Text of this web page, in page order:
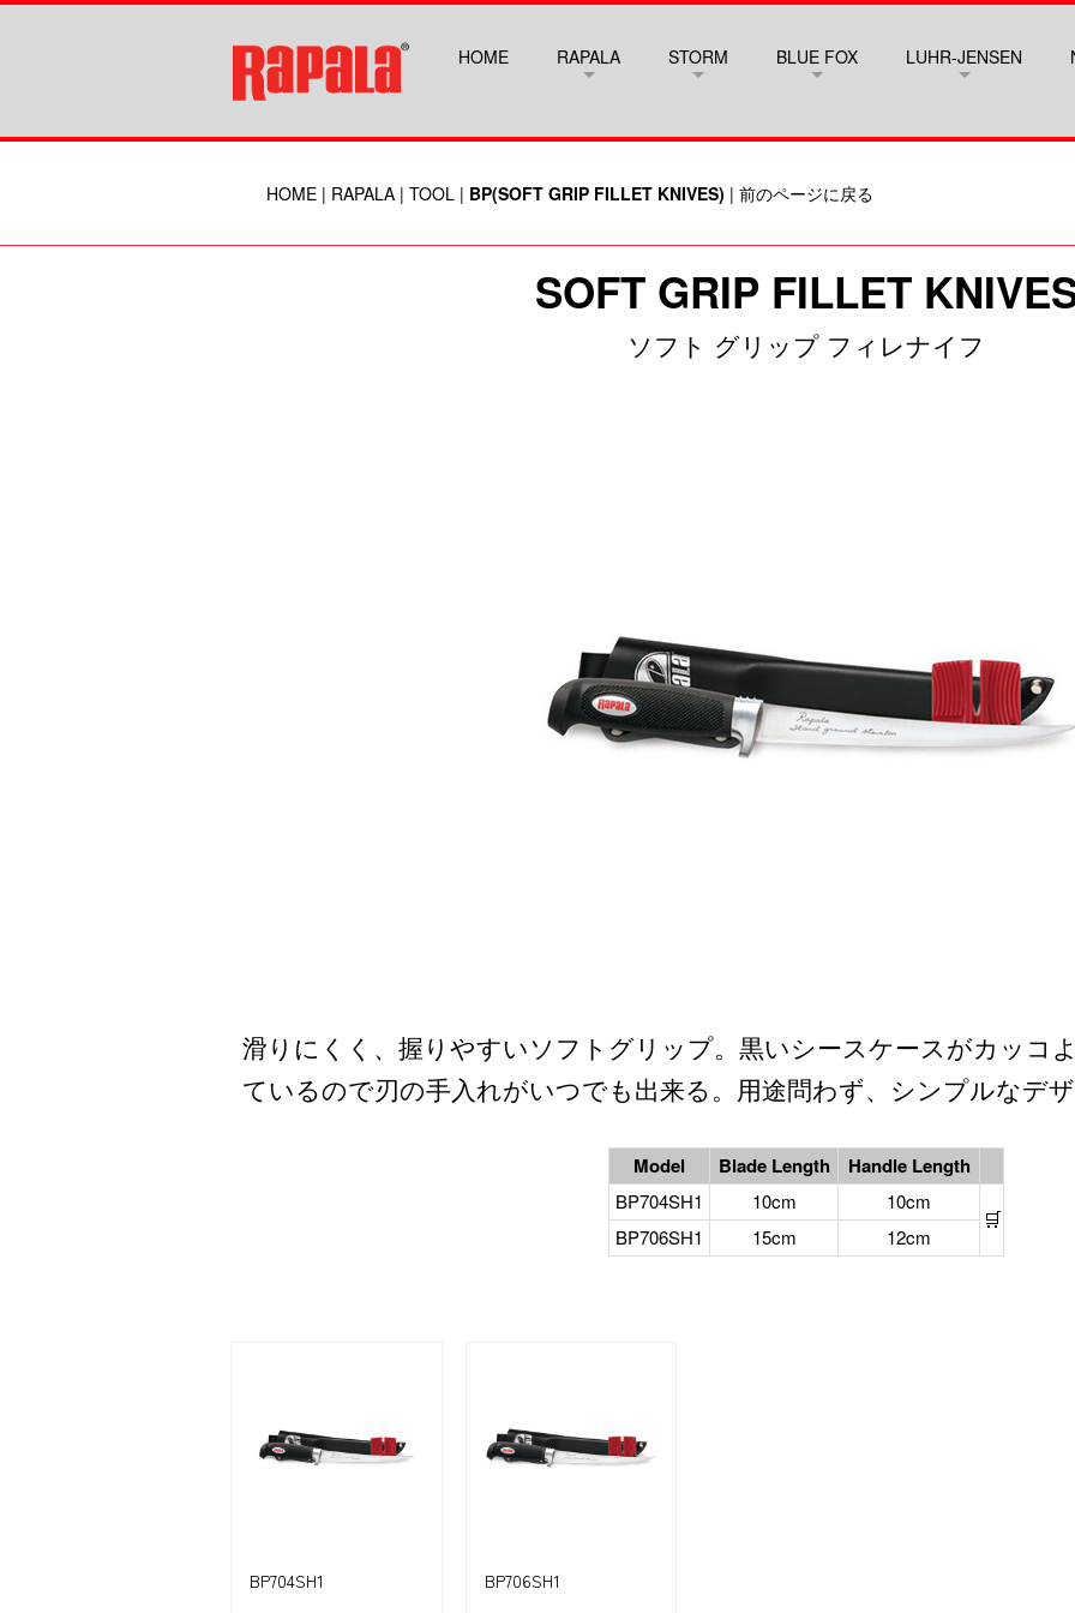
HOME RAPALA STORM BLUE FOX LUHR-JENSEN
HOME | RAPALA | TOOL | BP(SOFT GRIP FILLET KNIVES) | 前のページに戻る
SOFT GRIP FILLET
ソフト グリップ フィレナイフ
滑りにくく、握りやすいソフトグリップ。黒いシースケースがカッコ
ているので刃の手入れがいつでも出来る。用途問わず、シンプルなデ
Model Blade Length Handle Length
BP704SH1 10cm 10cm
🛒
BP706SH1 15cm 12cm
BP704SH1 BP706SH1